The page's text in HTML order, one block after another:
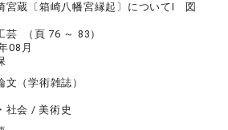
宮蔵〔箱崎八幡宮縁起〕についてI 図
芸 （頁 76 ～ 83）
08月
文（学術雑誌）
社会 / 美術史